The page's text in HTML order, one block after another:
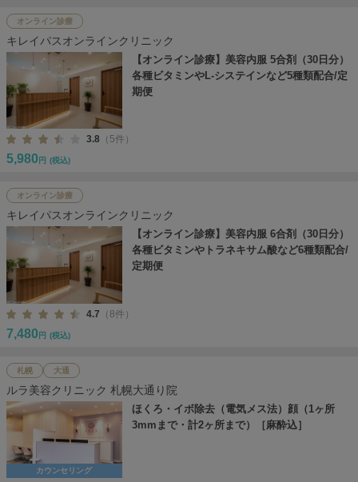
オンライン診療
キレイパスオンラインクリニック
【オンライン診療】美容内服 5合剤（30日分）
各種ビタミンやL-システインなど5種類配合/定
期便
3.8 （5件）
5,980 円 (税込)
オンライン診療
キレイパスオンラインクリニック
【オンライン診療】美容内服 6合剤（30日分）
各種ビタミンやトラネキサム酸など6種類配合/
定期便
4.7 （8件）
7,480 円 (税込)
札幌 大通
ルラ美容クリニック 札幌大通り院
カウンセリング
ほくろ・イボ除去（電気メス法）顔（1ヶ所
3mmまで・計2ヶ所まで）［麻酔込］